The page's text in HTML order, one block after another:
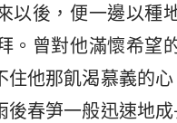
以後，便一邊以種
。曾對他滿懷希望
住他那飢渴慕義的
春笋一般迅速地